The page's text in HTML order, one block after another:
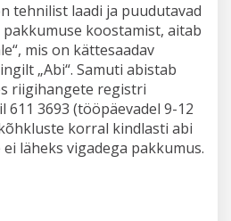
tehnilist laadi ja puudutavad
koostamist, aitab
mis on kättesaadav
„Abi“. Samuti abistab
riigihangete registri
3693 (tööpäevadel 9-12
korral kindlasti abi
läheks vigadega pakkumus.